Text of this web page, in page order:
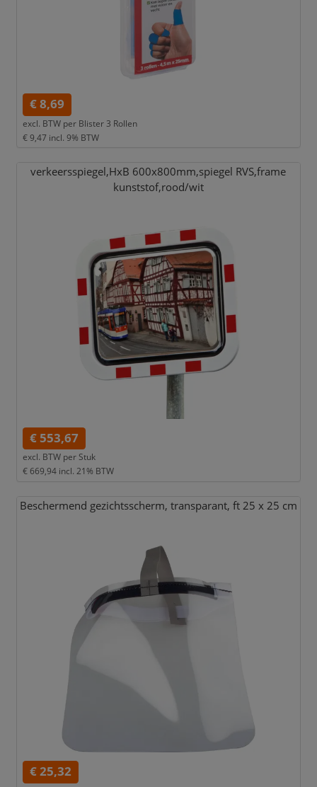
€ 8,69
excl. BTW per Blister 3 Rollen
€ 9,47 incl. 9% BTW
verkeersspiegel,HxB 600x800mm,spiegel RVS,frame
kunststof,rood/wit
€ 553,67
excl. BTW per Stuk
€ 669,94 incl. 21% BTW
Beschermend gezichtsscherm, transparant, ft 25 x 25 cm
€ 25,32